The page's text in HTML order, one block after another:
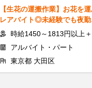
【生花の運搬作業】お花を
レアバイト◎未経験でも夜勤
高時給1813円♪
時給1450～1813円以上＋交通費全額支給
アルバイト・パート
東京都 大田区